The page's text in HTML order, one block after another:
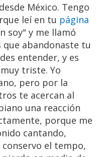
México. Tengo
leí en tu página
soy" y me llamó
que abandonaste tu
entender, y es
triste. Yo
pero por la
te acercan al
una reacción
porque me
cantando,
el tempo,